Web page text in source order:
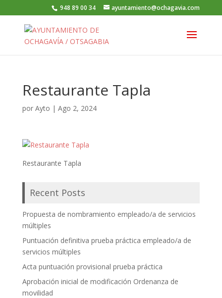
948 89 00 34 ayuntamiento@ochagavia.com
Restaurante Tapla
por Ayto | Ago 2, 2024
Restaurante Tapla
Recent Posts
Propuesta de nombramiento empleado/a de servicios
múltiples
Puntuación definitiva prueba práctica empleado/a de
servicios múltiples
Acta puntuación provisional prueba práctica
Aprobación inicial de modificación Ordenanza de
movilidad